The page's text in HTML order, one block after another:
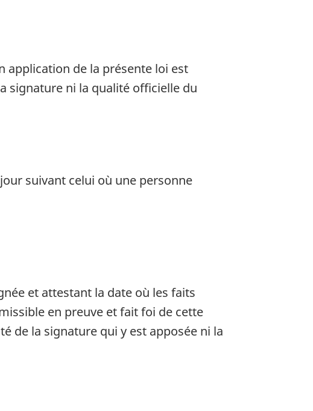
application de la présente loi est
signature ni la qualité officielle du
suivant celui où une personne
et attestant la date où les faits
en preuve et fait foi de cette
de la signature qui y est apposée ni la